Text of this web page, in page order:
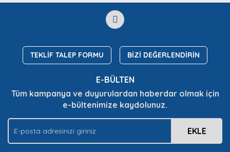
TEKLİF TALEP FORMU BİZİ DEĞERLENDİRİN
E-BÜLTEN
Tüm kampanya ve duyurulardan haberdar olmak için
e-bültenimize kaydolunuz.
EKLE